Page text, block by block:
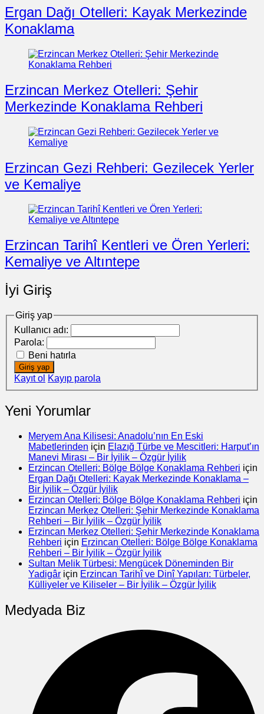
Ergan Dağı Otelleri: Kayak Merkezinde
Konaklama
Erzincan Merkez Otelleri: Şehir
Merkezinde Konaklama Rehberi
Erzincan Gezi Rehberi: Gezilecek Yerler
ve Kemaliye
Erzincan Tarihî Kentleri ve Ören Yerleri:
Kemaliye ve Altıntepe
İyi Giriş
Giriş yap
Kullanıcı adı:
Parola:
Beni hatırla
Giriş yap
Kayıt ol Kayıp parola
Yeni Yorumlar
Meryem Ana Kilisesi: Anadolu’nın En Eski
Mabetlerinden için Elazığ Türbe ve Mescitleri: Harput’ın
Manevi Mirası – Bir İyilik – Özgür İyilik
Erzincan Otelleri: Bölge Bölge Konaklama Rehberi için
Ergan Dağı Otelleri: Kayak Merkezinde Konaklama –
Bir İyilik – Özgür İyilik
Erzincan Otelleri: Bölge Bölge Konaklama Rehberi için
Erzincan Merkez Otelleri: Şehir Merkezinde Konaklama
Rehberi – Bir İyilik – Özgür İyilik
Erzincan Merkez Otelleri: Şehir Merkezinde Konaklama
Rehberi için Erzincan Otelleri: Bölge Bölge Konaklama
Rehberi – Bir İyilik – Özgür İyilik
Sultan Melik Türbesi: Mengücek Döneminden Bir
Yadigâr için Erzincan Tarihî ve Dinî Yapıları: Türbeler,
Külliyeler ve Kiliseler – Bir İyilik – Özgür İyilik
Medyada Biz